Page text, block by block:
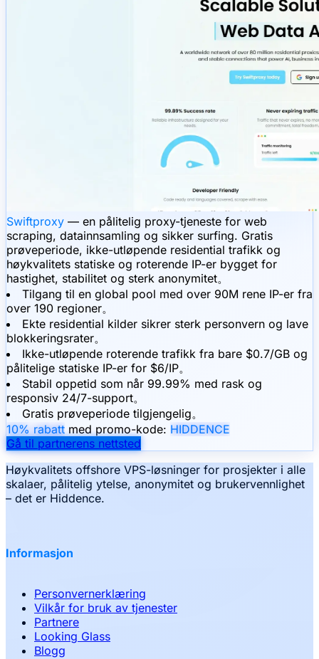
Swiftproxy — en pålitelig proxy-tjeneste for web
scraping, datainnsamling og sikker surfing. Gratis
prøveperiode, ikke-utløpende residential trafikk og
høykvalitets statiske og roterende IP-er bygget for
hastighet, stabilitet og sterk anonymitet。
Tilgang til en global pool med over 90M rene IP-er fra
over 190 regioner。
Ekte residential kilder sikrer sterk personvern og lave
blokkeringsrater。
Ikke-utløpende roterende trafikk fra bare $0.7/GB og
pålitelige statiske IP-er for $6/IP。
Stabil oppetid som når 99.99% med rask og
responsiv 24/7-support。
Gratis prøveperiode tilgjengelig。
10% rabatt med promo-kode: HIDDENCE
Gå til partnerens nettsted
Høykvalitets offshore VPS-løsninger for prosjekter i alle
skalaer, pålitelig ytelse, anonymitet og brukervennlighet
– det er Hiddence.
Informasjon
Personvernerklæring
Vilkår for bruk av tjenester
Partnere
Looking Glass
Blogg